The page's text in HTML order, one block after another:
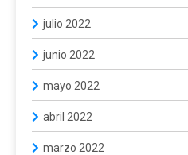
julio 2022
junio 2022
mayo 2022
abril 2022
marzo 2022